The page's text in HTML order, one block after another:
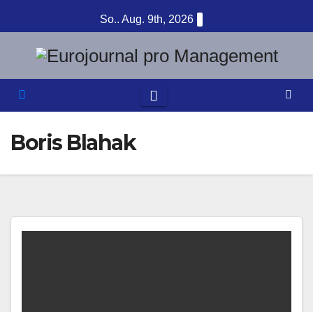
Inhalt
springen
So.. Aug. 9th, 2026
Boris Blahak